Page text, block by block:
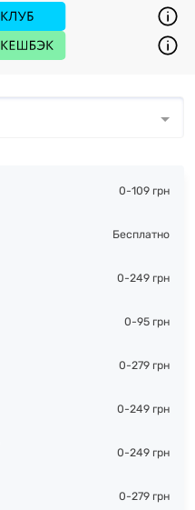
0-109 грн
Бесплатно
0-249 грн
0-95 грн
0-279 грн
0-249 грн
0-249 грн
0-279 грн